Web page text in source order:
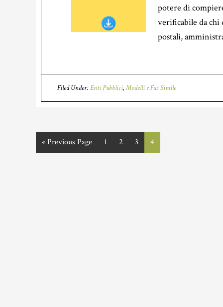
potere di
verificabile da chi
postali,
Filed Under:Enti Pubblici, Modelli e Fac Simile
«Go
to
Previous Page Page
1 Page
2 Page
3 Page
4